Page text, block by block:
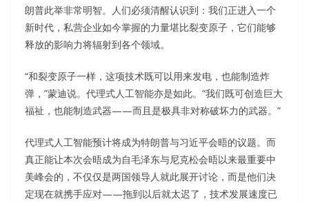
朗普此举非常明智。人们必须清醒认识到：我们正进入一个
新时代，私营企业如今掌握的力量堪比裂变原子，它们能够
释放的影响力将辐射到各个领域。
“和裂变原子一样，这项技术既可以用来发电，也能制造炸
弹，”蒙迪说。代理式人工智能亦是如此。“我们既可创造巨大
福祉，也能制造武器——而且是极具非对称破坏力的武器。”
代理式人工智能预计将成为特朗普与习近平会晤的议题。而
真正能让本次会晤成为自毛泽东与尼克松会晤以来最重要中
美峰会的，不仅仅是两国领导人就此展开讨论，而是他们决
定现在就携手应对——拖到以后就太迟了，技术发展速度已